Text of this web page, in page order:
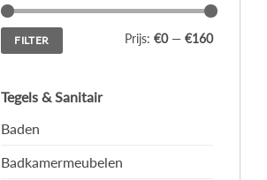
Min.
prijs
Max.
prijsFILTER Prijs: €0— €160
Tegels & Sanitair
Baden
Badkamermeubelen